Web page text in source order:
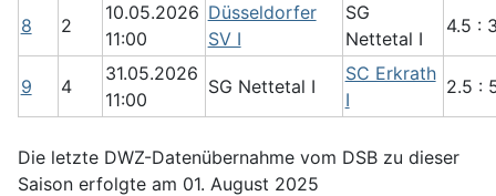
8 2
10.05.2026
11:00
Düsseldorfer
SV I
SG
Nettetal I
4.5 :
9 4
31.05.2026
11:00
SG Nettetal I
SC Erkrath
I
2.5 :
Die letzte DWZ-Datenübernahme vom DSB zu dieser
Saison erfolgte am 01. August 2025